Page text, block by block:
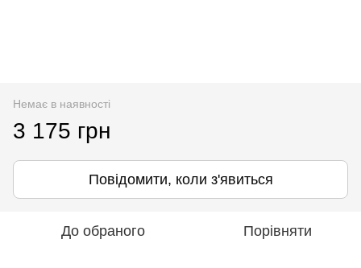
Немає в наявності
3 175 грн
Повідомити, коли з'явиться
До обраного Порівняти